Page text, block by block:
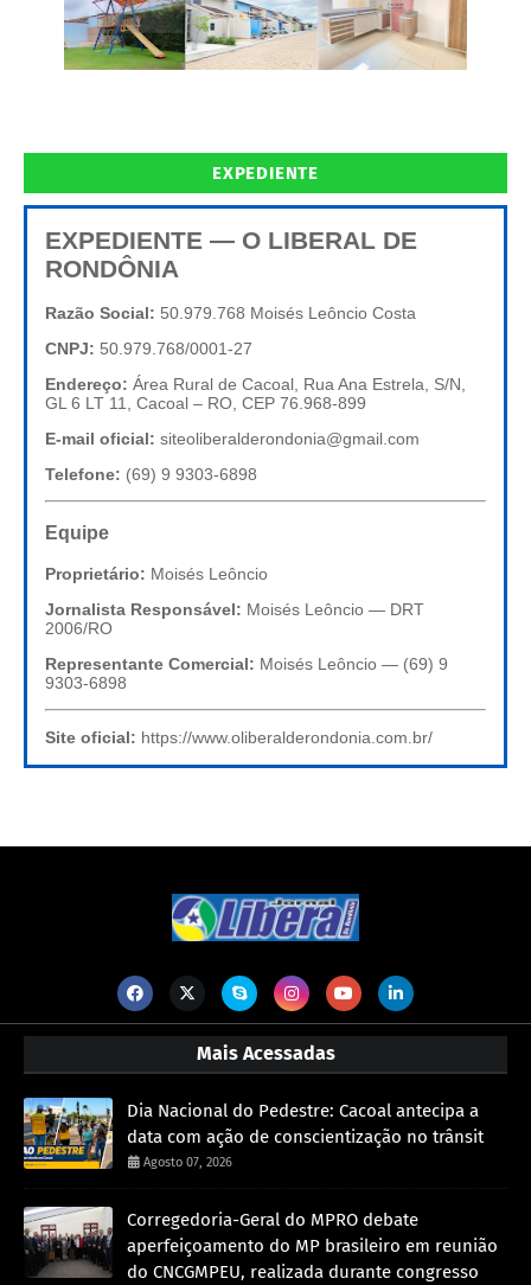
EXPEDIENTE
EXPEDIENTE — O LIBERAL DE
RONDÔNIA
Razão Social: 50.979.768 Moisés Leôncio Costa
CNPJ: 50.979.768/0001-27
Endereço: Área Rural de Cacoal, Rua Ana Estrela, S/N,
GL 6 LT 11, Cacoal – RO, CEP 76.968-899
E-mail oficial: siteoliberalderondonia@gmail.com
Telefone: (69) 9 9303-6898
Equipe
Proprietário: Moisés Leôncio
Jornalista Responsável: Moisés Leôncio — DRT
2006/RO
Representante Comercial: Moisés Leôncio — (69) 9
9303-6898
Site oficial: https://www.oliberalderondonia.com.br/
Mais Acessadas
Dia Nacional do Pedestre: Cacoal antecipa a
data com ação de conscientização no trânsit
Agosto 07, 2026
Corregedoria-Geral do MPRO debate
aperfeiçoamento do MP brasileiro em reunião
do CNCGMPEU, realizada durante congresso